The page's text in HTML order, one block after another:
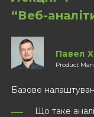
“Веб-
Павел
Product
Базове
Що таке